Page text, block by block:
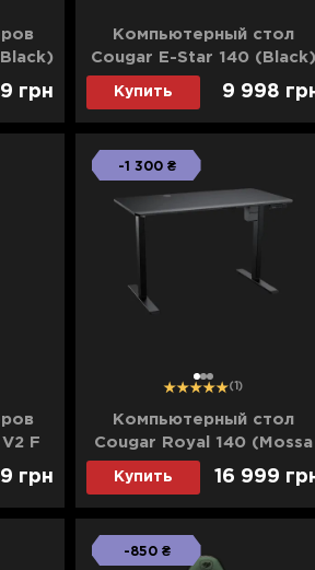
грн
Компьютерный стол
Cougar E-Star 140 (Black)
Купить 9 998
F
грн
123
-1 300 ₴
(1)
Компьютерный стол
Cougar Royal 140 (Mossa
Black) (UA)
Купить 16 999
-850 ₴